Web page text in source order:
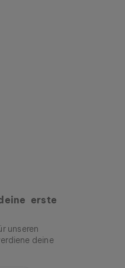
erste
unseren
deine